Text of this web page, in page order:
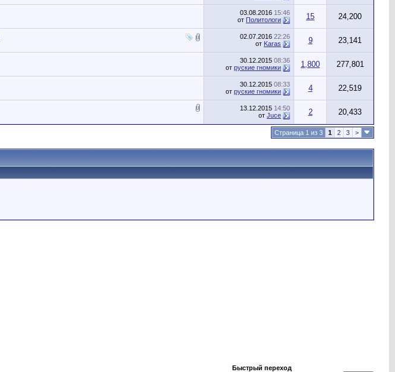
03.08.2016 15:46
от Политологи 15 24,200
02.07.2016 22:26
от Karas 9 23,141
30.12.2015 08:36
от руские гномики 1,800 277,801
30.12.2015 08:33
от руские гномики 4 22,519
13.12.2015 14:50
от Juce 2 20,433
Страница 1 из 3 1 2 3 >
Быстрый переход